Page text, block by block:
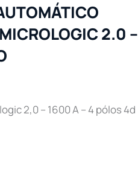
2.0 –
2,0 – 1600 A – 4 pólos 4d